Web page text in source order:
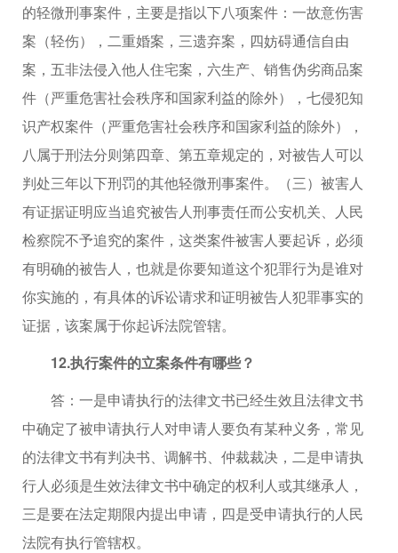
的轻微刑事案件，主要是指以下八项案件：一故意伤害
案（轻伤），二重婚案，三遗弃案，四妨碍通信自由
案，五非法侵入他人住宅案，六生产、销售伪劣商品案
件（严重危害社会秩序和国家利益的除外），七侵犯知
识产权案件（严重危害社会秩序和国家利益的除外），
八属于刑法分则第四章、第五章规定的，对被告人可以
判处三年以下刑罚的其他轻微刑事案件。（三）被害人
有证据证明应当追究被告人刑事责任而公安机关、人民
检察院不予追究的案件，这类案件被害人要起诉，必须
有明确的被告人，也就是你要知道这个犯罪行为是谁对
你实施的，有具体的诉讼请求和证明被告人犯罪事实的
证据，该案属于你起诉法院管辖。
12.执行案件的立案条件有哪些？
答：一是申请执行的法律文书已经生效且法律文书
中确定了被申请执行人对申请人要负有某种义务，常见
的法律文书有判决书、调解书、仲裁裁决，二是申请执
行人必须是生效法律文书中确定的权利人或其继承人，
三是要在法定期限内提出申请，四是受申请执行的人民
法院有执行管辖权。